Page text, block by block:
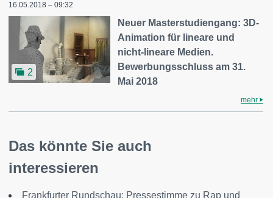
16.05.2018 – 09:32
2
Neuer Masterstudiengang: 3D-
Animation für lineare und
nicht-lineare Medien.
Bewerbungsschluss am 31.
Mai 2018
mehr
Das könnte Sie auch
interessieren
Frankfurter Rundschau: Pressestimme zu Rap und